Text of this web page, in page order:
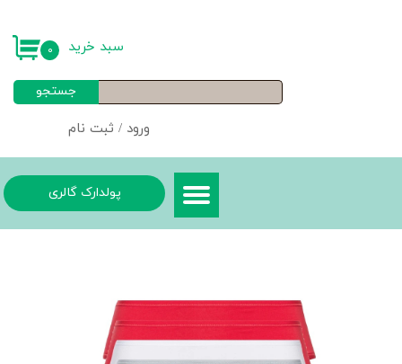
ورود / ثبت نام
خروج از حساب کاربری
جستجو
۰ سبد خرید
پولدارک گالری